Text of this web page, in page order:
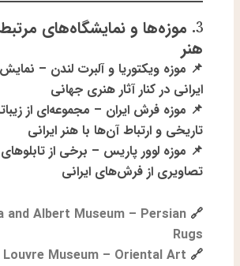
3. موزه‌ها و نمایشگاه‌های
هنر
📌 موزه ویکتوریا و آلبرت لندن –
ایرانی در کنار آثار هنری جهانی
📌 موزه فرش ایران – مجموعه‌ای از
تاریخی و ارتباط آن‌ها با هنر ایرانی
📌 موزه لوور پاریس – برخی از
تصاویری از فرش‌های ایرانی
🔗
and Albert Museum – Persian
Rugs
🔗
Louvre Museum – Oriental Art